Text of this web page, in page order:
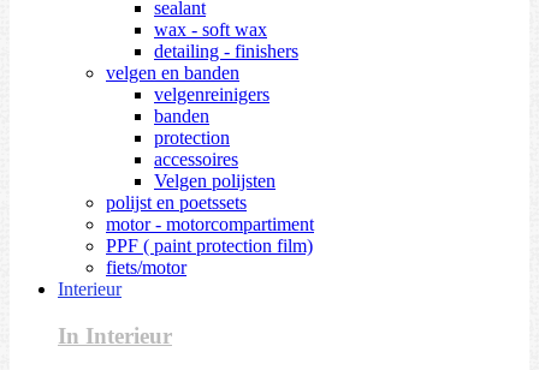
sealant
wax - soft wax
detailing - finishers
velgen en banden
velgenreinigers
banden
protection
accessoires
Velgen polijsten
polijst en poetssets
motor - motorcompartiment
PPF ( paint protection film)
fiets/motor
Interieur
In Interieur